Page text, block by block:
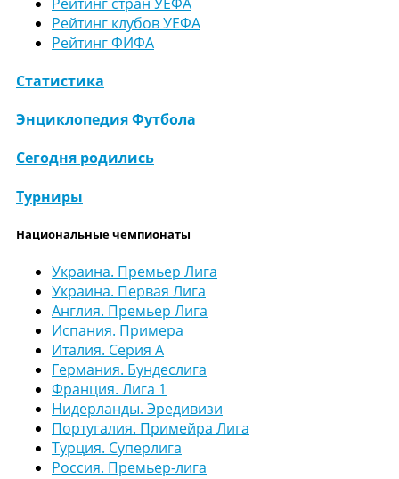
Рейтинг клубов УЕФА
Рейтинг ФИФА
Статистика
Энциклопедия Футбола
Сегодня родились
Турниры
Национальные чемпионаты
Украина. Премьер Лига
Украина. Первая Лига
Англия. Премьер Лига
Испания. Примера
Италия. Серия А
Германия. Бундеслига
Франция. Лига 1
Нидерланды. Эредивизи
Португалия. Примейра Лига
Турция. Суперлига
Россия. Премьер-лига